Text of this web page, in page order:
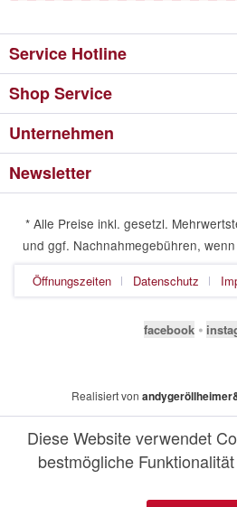
Service Hotline
Shop Service
Unternehmen
Newsletter
* Alle Preise inkl. gesetzl.
und ggf. Nachnahmegebühren,
Öffnungszeiten Datenschutz
facebook ⦁
Realisiert von
Diese Website verwendet
bestmögliche